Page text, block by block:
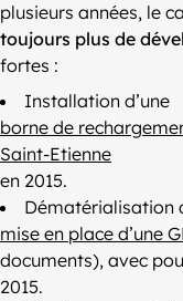
plusieurs années, le
toujours plus de
fortes :
Installation d’une
borne de
Saint-Etienne
en 2015.
Dématérialisation
mise en place d’une
documents), avec
2015.